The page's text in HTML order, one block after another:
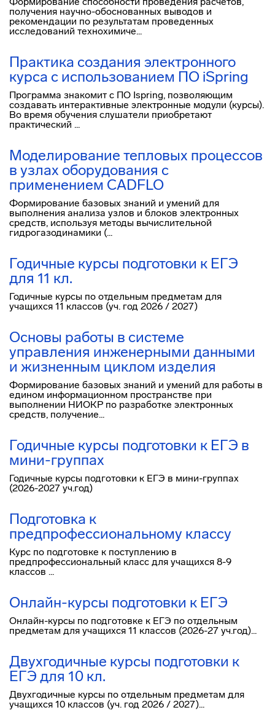
получения научно-обоснованных выводов и
рекомендации по результатам проведенных
исследований технохимиче...
Практика создания электронного
курса с использованием ПО iSpring
Программа знакомит с ПО Ispring, позволяющим
создавать интерактивные электронные модули (курсы).
Во время обучения слушатели приобретают
практический ...
Моделирование тепловых процессов
в узлах оборудования с
применением CADFLO
Формирование базовых знаний и умений для
выполнения анализа узлов и блоков электронных
средств, используя методы вычислительной
гидрогазодинамики (...
Годичные курсы подготовки к ЕГЭ
для 11 кл.
Годичные курсы по отдельным предметам для
учащихся 11 классов (уч. год 2026 / 2027)
Основы работы в системе
управления инженерными данными
и жизненным циклом изделия
Формирование базовых знаний и умений для работы в
едином информационном пространстве при
выполнении НИОКР по разработке электронных
средств, получение...
Годичные курсы подготовки к ЕГЭ в
мини-группах
Годичные курсы подготовки к ЕГЭ в мини-группах
(2026-2027 уч.год)
Подготовка к
предпрофессиональному классу
Курс по подготовке к поступлению в
предпрофессиональный класс для учащихся 8-9
классов ...
Онлайн-курсы подготовки к ЕГЭ
Онлайн-курсы по подготовке к ЕГЭ по отдельным
предметам для учащихся 11 классов (2026-27 уч.год)...
Двухгодичные курсы подготовки к
ЕГЭ для 10 кл.
Двухгодичные курсы по отдельным предметам для
учащихся 10 классов (уч. год 2026 / 2027)...